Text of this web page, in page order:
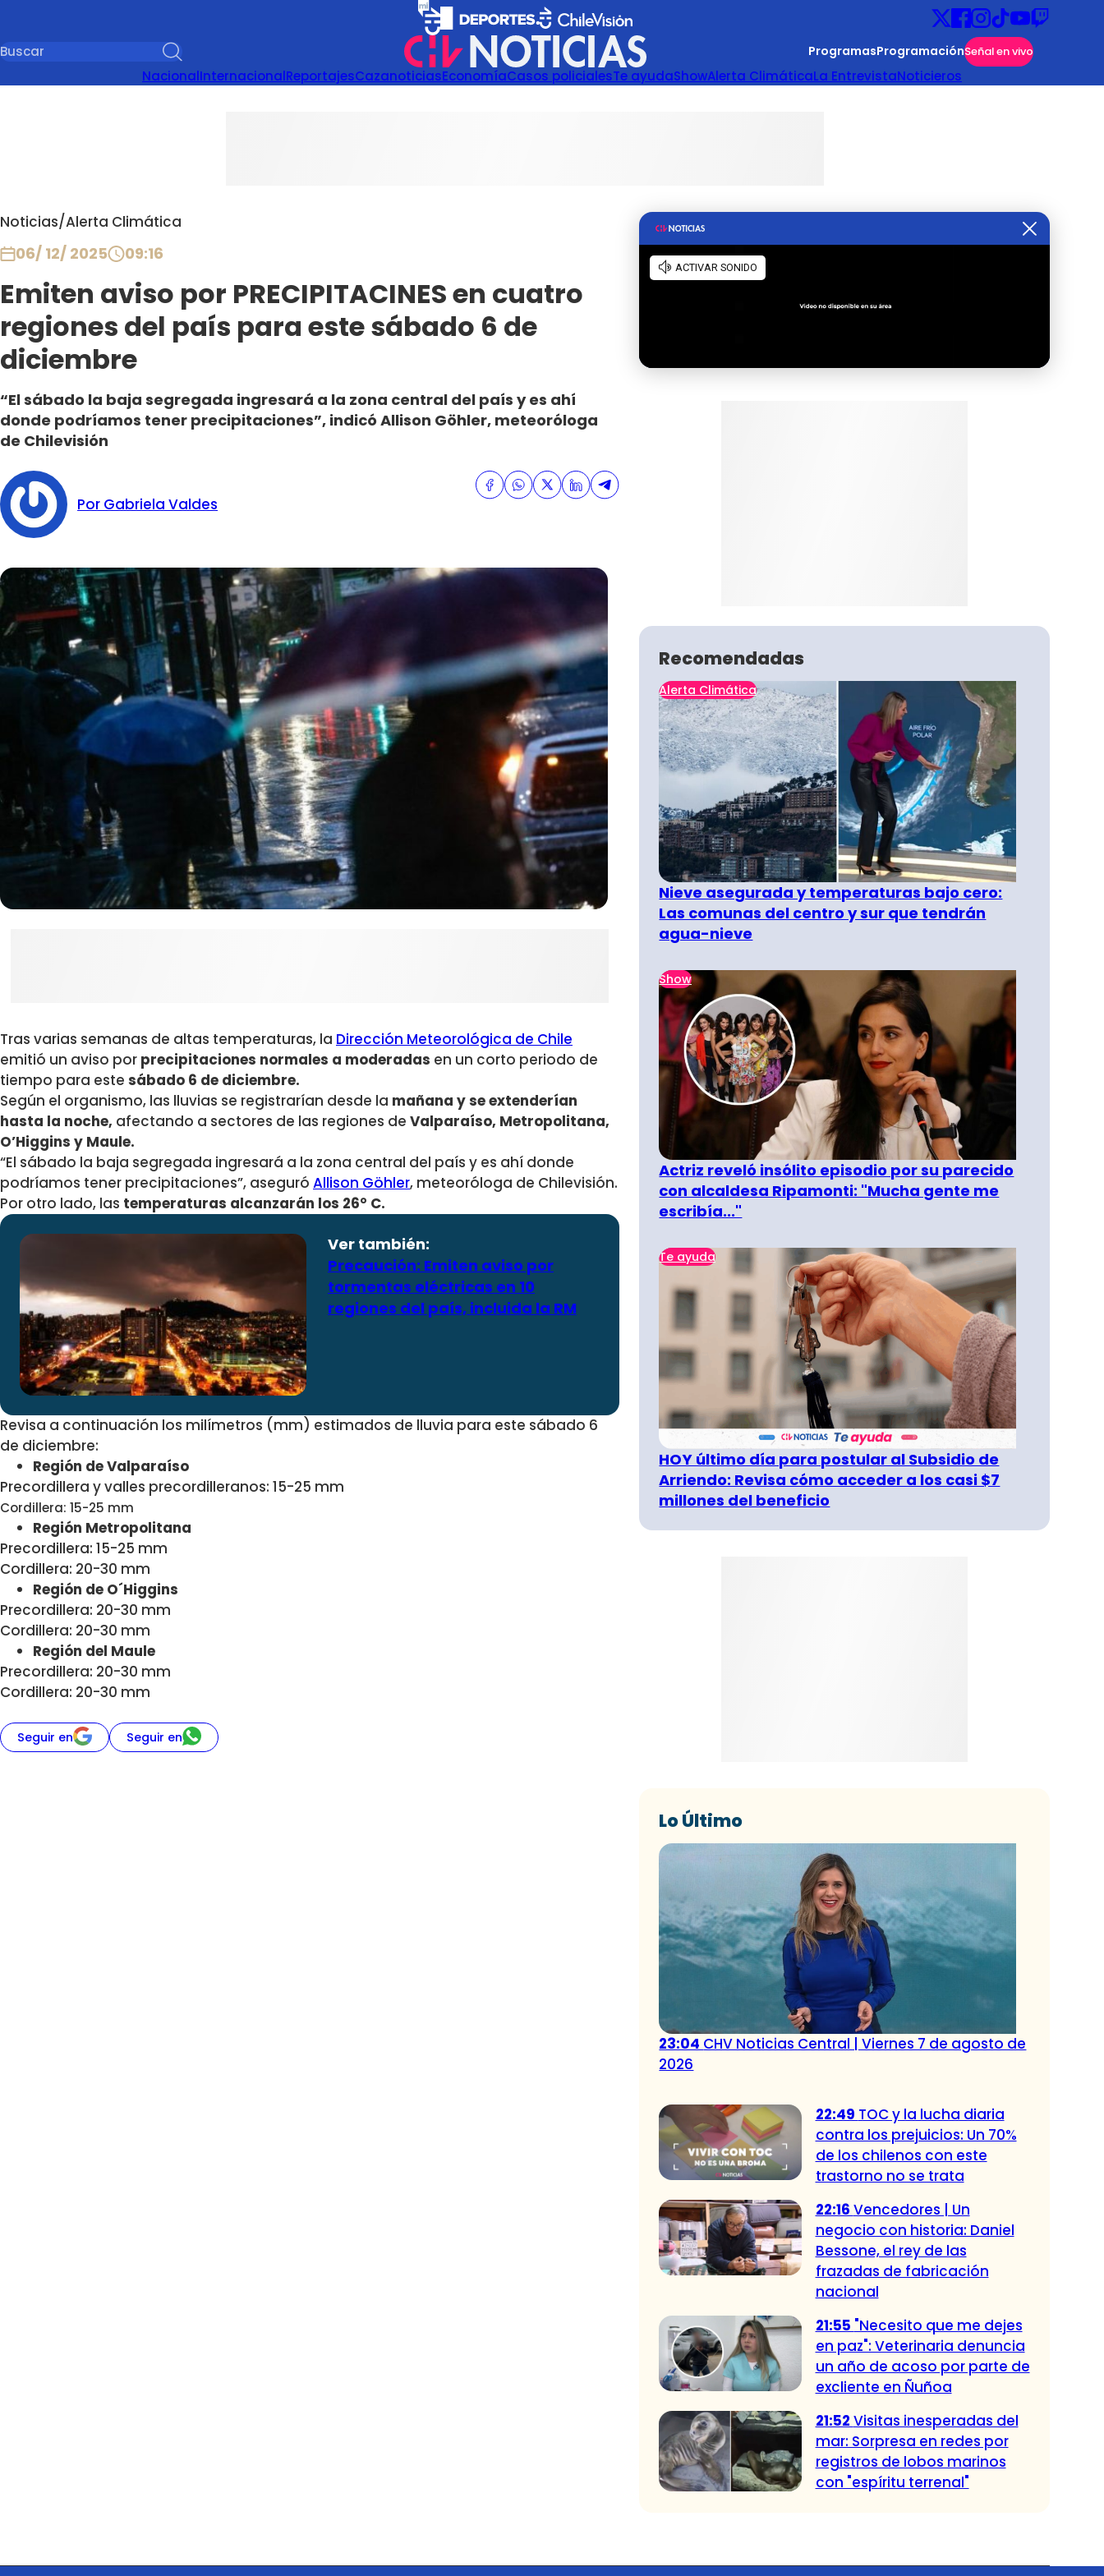
ProgramasProgramaciónSeñal en vivo
NacionalInternacionalReportajesCazanoticiasEconomíaCasos policialesTe ayudaShowAlerta ClimáticaLa EntrevistaNoticieros
Noticias/Alerta Climática
06/ 12/ 2025 09:16
Emiten aviso por PRECIPITACINES en cuatro
regiones del país para este sábado 6 de
diciembre
“El sábado la baja segregada ingresará a la zona central del país y es ahí
donde podríamos tener precipitaciones”, indicó Allison Göhler, meteoróloga
de Chilevisión
Por Gabriela Valdes
Tras varias semanas de altas temperaturas, la Dirección Meteorológica de Chile
emitió un aviso por precipitaciones normales a moderadas en un corto periodo de
tiempo para este sábado 6 de diciembre.
Según el organismo, las lluvias se registrarían desde la mañana y se extenderían
hasta la noche, afectando a sectores de las regiones de Valparaíso, Metropolitana,
O’Higgins y Maule.
“El sábado la baja segregada ingresará a la zona central del país y es ahí donde
podríamos tener precipitaciones”, aseguró Allison Göhler, meteoróloga de Chilevisión.
Por otro lado, las temperaturas alcanzarán los 26° C.
Ver también:
Precaución: Emiten aviso por
tormentas eléctricas en 10
regiones del país, incluida la RM
Revisa a continuación los milímetros (mm) estimados de lluvia para este sábado 6
de diciembre:
Región de Valparaíso
Precordillera y valles precordilleranos: 15-25 mm
Cordillera: 15-25 mm
Región Metropolitana
Precordillera: 15-25 mm
Cordillera: 20-30 mm
Región de O´Higgins
Precordillera: 20-30 mm
Cordillera: 20-30 mm
Región del Maule
Precordillera: 20-30 mm
Cordillera: 20-30 mm
Seguir en Seguir en
Recomendadas
Alerta Climática
Nieve asegurada y temperaturas bajo cero:
Las comunas del centro y sur que tendrán
agua-nieve
Show
Actriz reveló insólito episodio por su parecido
con alcaldesa Ripamonti: "Mucha gente me
escribía..."
Te ayuda
HOY último día para postular al Subsidio de
Arriendo: Revisa cómo acceder a los casi $7
millones del beneficio
Lo Último
23:04 CHV Noticias Central | Viernes 7 de agosto de
2026
22:49 TOC y la lucha diaria
contra los prejuicios: Un 70%
de los chilenos con este
trastorno no se trata
22:16 Vencedores | Un
negocio con historia: Daniel
Bessone, el rey de las
frazadas de fabricación
nacional
21:55 "Necesito que me dejes
en paz": Veterinaria denuncia
un año de acoso por parte de
excliente en Ñuñoa
21:52 Visitas inesperadas del
mar: Sorpresa en redes por
registros de lobos marinos
con "espíritu terrenal"